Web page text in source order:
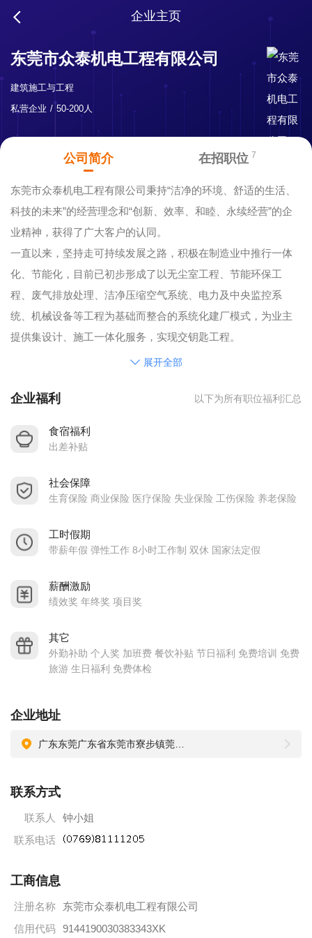
企业主页
东莞市众泰机电工程有限公司
建筑施工与工程
私营企业
50-200人
公司简介 在招职位 7
东莞市众泰机电工程有限公司秉持“洁净的环境、舒适的生活、
科技的未来”的经营理念和“创新、效率、和睦、永续经营”的企
业精神，获得了广大客户的认同。
一直以来，坚持走可持续发展之路，积极在制造业中推行一体
化、节能化，目前已初步形成了以无尘室工程、节能环保工
程、废气排放处理、洁净压缩空气系统、电力及中央监控系
统、机械设备等工程为基础而整合的系统化建厂模式，为业主
提供集设计、施工一体化服务，实现交钥匙工程。
倡导团结、奋斗、分享的企业文化；坚持专业化，规范化，精
领袖的使命。始终坚持不断创新，不断完善。坚持对人才的持
华的舞台是公司全体股东的共识。
供专业化的服务，努力让广大客户获得最大价值和最满意服
度，完善设计，施工等多专业，全系统化流程的工程领域产业
展开全部
企业福利 以下为所有职位福利汇总
食宿福利
出差补贴
社会保障
生育保险 商业保险 医疗保险 失业保险 工伤保险 养老保险
工时假期
带薪年假 弹性工作 8小时工作制 双休 国家法定假
薪酬激励
绩效奖 年终奖 项目奖
其它
外勤补助 个人奖 加班费 餐饮补贴 节日福利 免费培训 免费
旅游 生日福利 免费体检
企业地址
联系方式
联系人
钟小姐
联系电话
工商信息
注册名称
东莞市众泰机电工程有限公司
信用代码 9144190030383343XK